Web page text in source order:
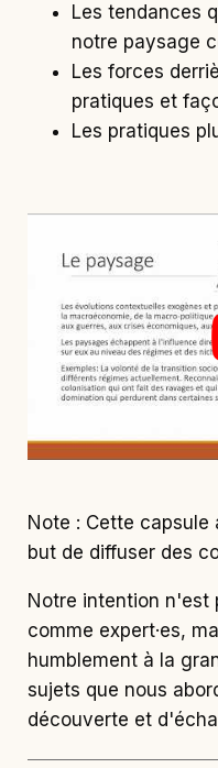
Les tendances
notre paysage
Les forces
pratiques et
Les pratiques
Note : Cette
but de diffuser des
Notre intention n'est
comme expert·es,
humblement à la
sujets que nous
découverte et